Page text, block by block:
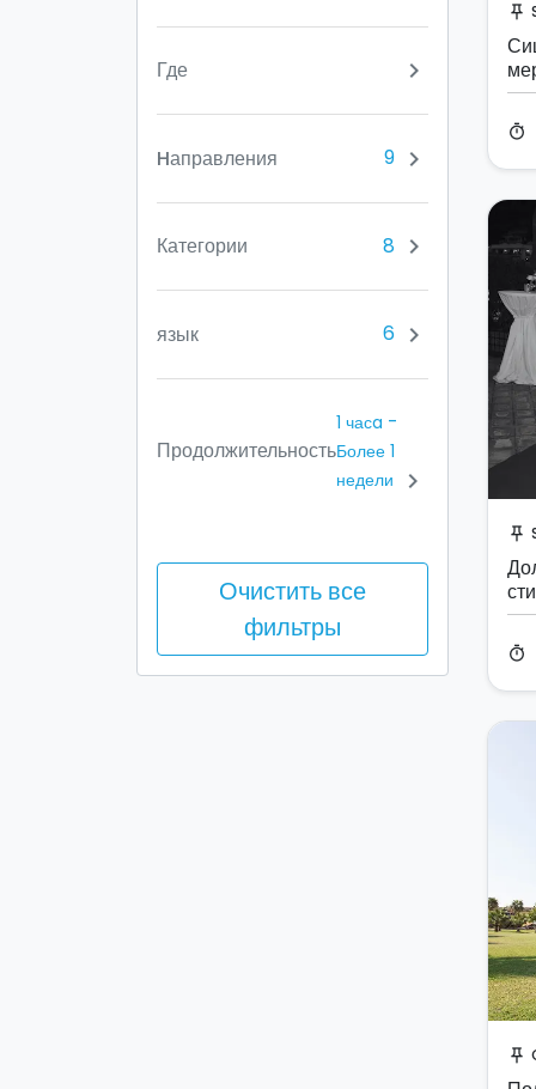
Где chevron_right
Hаправления 9 chevron_right
Категории 8 chevron_right
язык 6 chevron_right
Продолжительность
1 часa -
Более 1
недели
chevron_right
Очистить все
фильтры
push_pin
timer
push_pin
timer
push_pin